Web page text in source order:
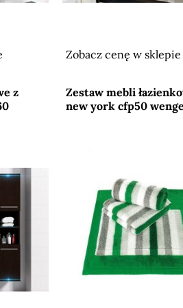
z
Zobacz cenę w sklepie
Zestaw mebli
new york cfp50 wenge